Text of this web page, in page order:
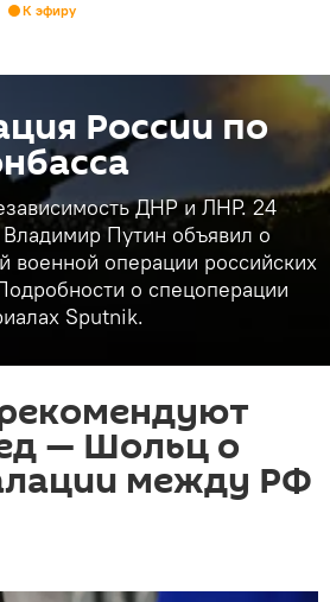
К эфиру
России по
ДНР и ЛНР. 24
Путин объявил о
военной операции российских
о спецоперации
Sputnik.
— Шольц о
между РФ